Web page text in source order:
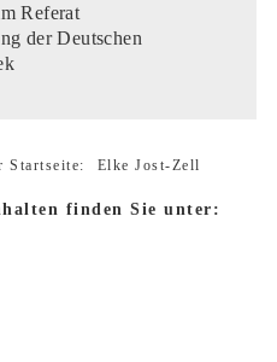
Referat
der Deutschen
Startseite: Elke Jost-Zell
finden Sie unter: